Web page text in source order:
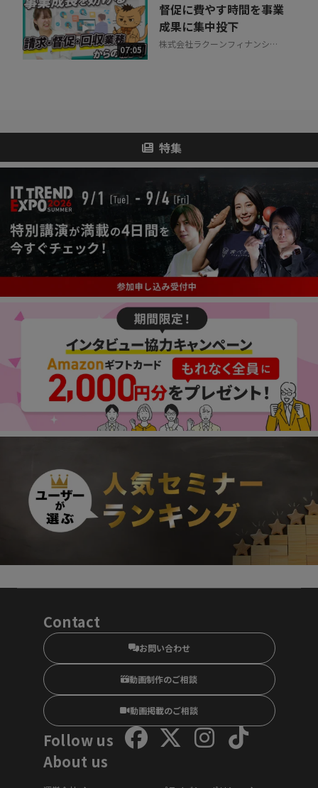
07:05
督促に費やす時間を事業
成果に集中投下
株式会社ラクーンフィナンシャ
特集
Contact
お問い合わせ
動画制作のご相談
動画掲載のご相談
Follow us
About us